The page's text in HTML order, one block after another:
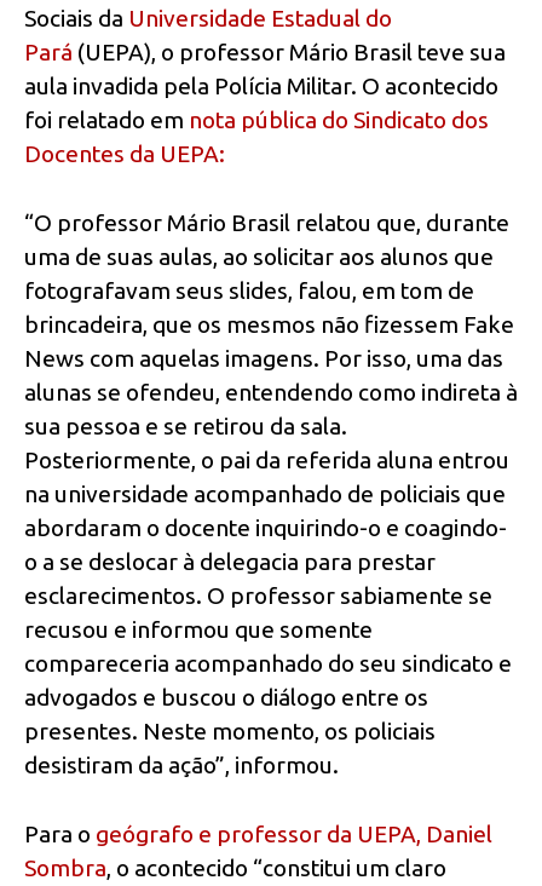
Sociais da Universidade Estadual do
Pará (UEPA), o professor Mário Brasil teve sua
aula invadida pela Polícia Militar. O acontecido
foi relatado em nota pública do Sindicato dos
Docentes da UEPA:
“O professor Mário Brasil relatou que, durante
uma de suas aulas, ao solicitar aos alunos que
fotografavam seus slides, falou, em tom de
brincadeira, que os mesmos não fizessem Fake
News com aquelas imagens. Por isso, uma das
alunas se ofendeu, entendendo como indireta à
sua pessoa e se retirou da sala.
Posteriormente, o pai da referida aluna entrou
na universidade acompanhado de policiais que
abordaram o docente inquirindo-o e coagindo-
o a se deslocar à delegacia para prestar
esclarecimentos. O professor sabiamente se
recusou e informou que somente
compareceria acompanhado do seu sindicato e
advogados e buscou o diálogo entre os
presentes. Neste momento, os policiais
desistiram da ação”, informou.
Para o geógrafo e professor da UEPA, Daniel
Sombra, o acontecido “constitui um claro